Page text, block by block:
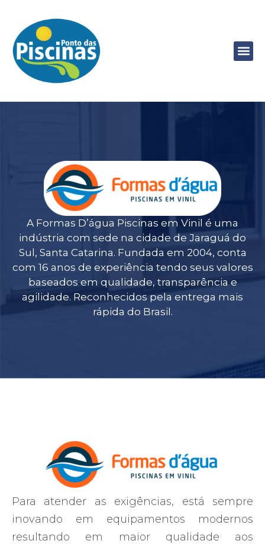
A Formas D’água Piscinas em Vinil é uma
indústria com sede na cidade de Jaraguá do
Sul, Santa Catarina. Fundada em 2004, conta
com 16 anos de experiência tendo seus valores
baseados em qualidade, transparência e
agilidade. Reconhecidos pela entrega mais
rápida do Brasil.
Para atender as exigências, está sempre
inovando em equipamentos modernos
resultando em maior qualidade aos